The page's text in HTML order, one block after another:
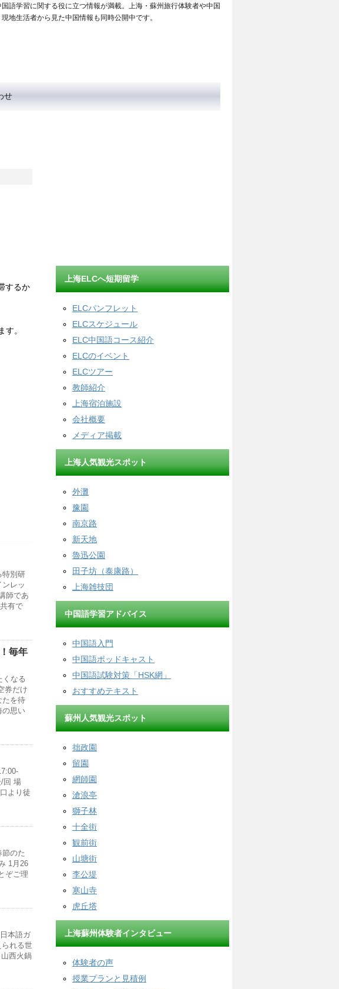
語学習に関する役に立つ情報が満載。上海・蘇州旅行体験者や中国
地生活者から見た中国情報も同時公開中です。
せ
するか
。
特別研
レッ
師であ
有で
毎年
くなる
券だけ
たを待
の思い
/回 場
より徒
節のた
1月26
ぞご理
本語ガ
れる世
西火鍋
上海ELCへ短期留学
ELCパンフレット
ELCスケジュール
ELC中国語コース紹介
ELCのイベント
ELCツアー
教師紹介
上海宿泊施設
会社概要
メディア掲載
上海人気観光スポット
外灘
豫園
南京路
新天地
魯迅公園
田子坊（泰康路）
上海雑技団
中国語学習アドバイス
中国語入門
中国語ポッドキャスト
中国語試験対策「HSK網」
おすすめテキスト
蘇州人気観光スポット
拙政園
留園
網師園
滄浪亭
獅子林
十全街
観前街
山塘街
李公堤
寒山寺
虎丘塔
上海蘇州体験者インタビュー
体験者の声
授業プランと見積例